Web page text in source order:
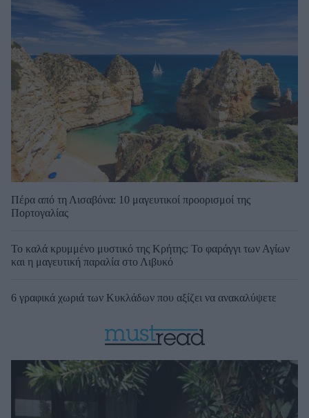
Πέρα από τη Λισαβόνα: 10 μαγευτικοί προορισμοί της
Πορτογαλίας
Το καλά κρυμμένο μυστικό της Κρήτης: Το φαράγγι των Αγίων
και η μαγευτική παραλία στο Λιβυκό
6 γραφικά χωριά των Κυκλάδων που αξίζει να ανακαλύψετε